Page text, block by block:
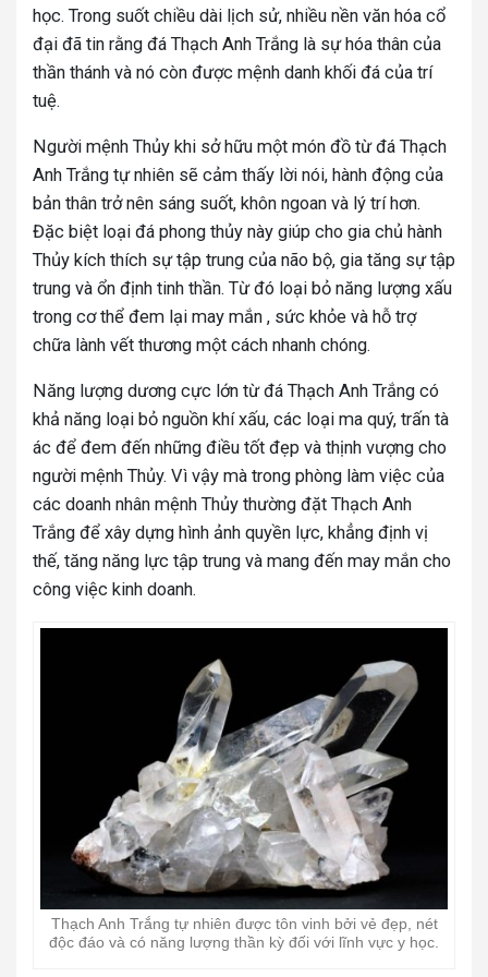
học. Trong suốt chiều dài lịch sử, nhiều nền văn hóa cổ
đại đã tin rằng đá Thạch Anh Trắng là sự hóa thân của
thần thánh và nó còn được mệnh danh khối đá của trí
tuệ.
Người mệnh Thủy khi sở hữu một món đồ từ đá Thạch
Anh Trắng tự nhiên sẽ cảm thấy lời nói, hành động của
bản thân trở nên sáng suốt, khôn ngoan và lý trí hơn.
Đặc biệt loại đá phong thủy này giúp cho gia chủ hành
Thủy kích thích sự tập trung của não bộ, gia tăng sự tập
trung và ổn định tinh thần. Từ đó loại bỏ năng lượng xấu
trong cơ thể đem lại may mắn , sức khỏe và hỗ trợ
chữa lành vết thương một cách nhanh chóng.
Năng lượng dương cực lớn từ đá Thạch Anh Trắng có
khả năng loại bỏ nguồn khí xấu, các loại ma quý, trấn tà
ác để đem đến những điều tốt đẹp và thịnh vượng cho
người mệnh Thủy. Vì vậy mà trong phòng làm việc của
các doanh nhân mệnh Thủy thường đặt Thạch Anh
Trắng để xây dựng hình ảnh quyền lực, khẳng định vị
thế, tăng năng lực tập trung và mang đến may mắn cho
công việc kinh doanh.
Thạch Anh Trắng tự nhiên được tôn vinh bởi vẻ đẹp, nét
độc đáo và có năng lượng thần kỳ đối với lĩnh vực y học.